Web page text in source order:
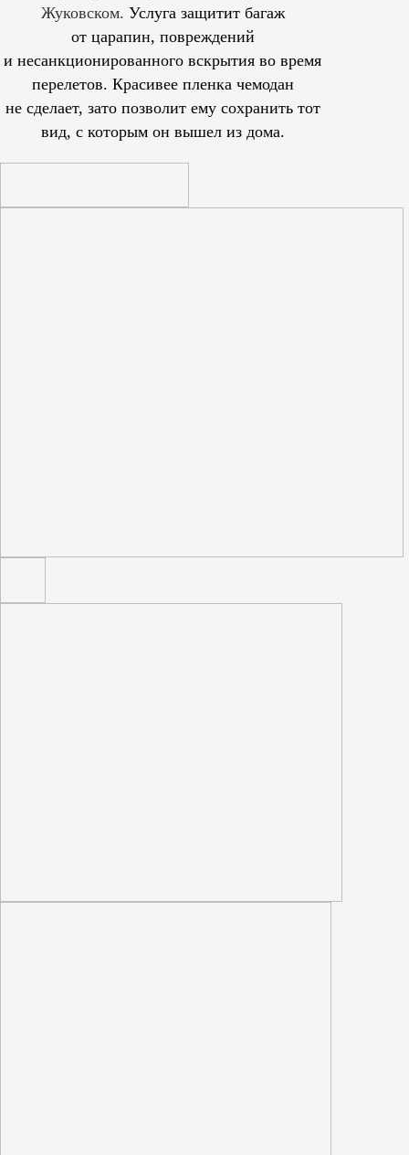
Жуковском. Услуга защитит багаж
от царапин, повреждений
и несанкционированного вскрытия во время
перелетов. Красивее пленка чемодан
не сделает, зато позволит ему сохранить тот
вид, с которым он вышел из дома.